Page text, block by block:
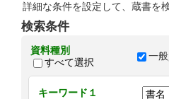
詳細な条件を設定して、蔵書を
検索条件
資料種別
すべて選択
一
キーワード１